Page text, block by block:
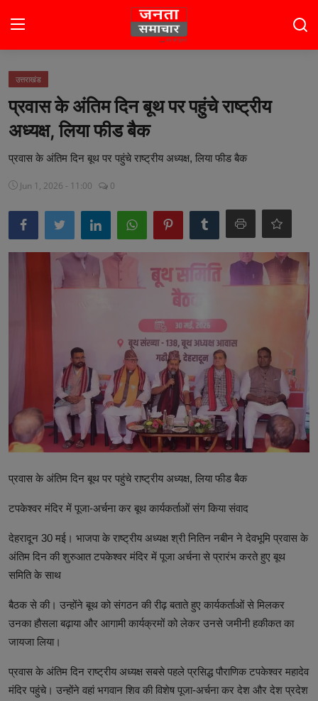
होम
टॉप स्टोरी
राजनीति
खेल
टेक्नोलॉजी
करियर
Terms of Service
Cookies Policy
उत्तराखंड
प्रवास के अंतिम दिन बूथ पर पहुंचे राष्ट्रीय
अध्यक्ष, लिया फीड बैक
प्रवास के अंतिम दिन बूथ पर पहुंचे राष्ट्रीय अध्यक्ष, लिया फीड बैक
Jun 1, 2026 - 11:00 0
प्रवास के अंतिम दिन बूथ पर पहुंचे राष्ट्रीय अध्यक्ष, लिया फीड बैक
टपकेश्वर मंदिर में पूजा-अर्चना कर बूथ कार्यकर्ताओं संग किया संवाद
देहरादून 30 मई। भाजपा के राष्ट्रीय अध्यक्ष श्री नितिन नबीन ने देवभूमि प्रवास के
अंतिम दिन की शुरुआत टपकेश्वर मंदिर में पूजा अर्चना से प्रारंभ करते हुए बूथ
समिति के साथ
बैठक से की। उन्होंने बूथ को संगठन की रीढ़ बताते हुए कार्यकर्ताओं से मिलकर
उनका हौसला बढ़ाया और आगामी कार्यक्रमों को लेकर उनसे जमीनी हकीकत का
जायजा लिया।
प्रवास के अंतिम दिन राष्ट्रीय अध्यक्ष सबसे पहले प्रसिद्ध पौराणिक टपकेश्वर महादेव
मंदिर पहुंचे। उन्होंने वहां भगवान शिव की विशेष पूजा-अर्चना कर देश और देश प्रदेश